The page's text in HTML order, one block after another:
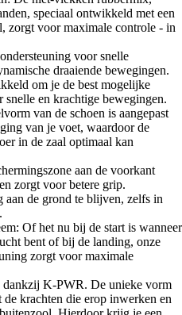
speciaal ontwikkeld met een
zorgt voor maximale controle - in
voor snelle
draaiende bewegingen.
om je de best mogelijke
snelle en krachtige bewegingen.
van de schoen is aangepast
van je voet, waardoor de
in de zaal optimaal kan
aan de voorkant
zorgt voor betere grip.
aan de grond te blijven, zelfs in
Of het nu bij de start is wanneer
bent of bij de landing, onze
zorgt voor maximale
K-PWR. De unieke vorm
de krachten die erop inwerken en